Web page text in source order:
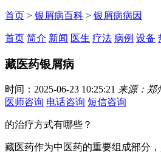
首页 > 银屑病百科 > 银屑病病因
首页 简介 新闻 医生 疗法 病例 设备
藏医药银屑病
时间：2025-06-23 10:25:21 来源：郑
医师咨询 电话咨询 短信咨询
的治疗方式有哪些？
藏医药作为中医药的重要组成部分